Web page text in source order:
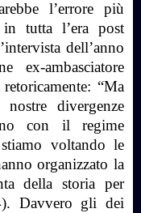
l’errore più
tutta l’era post
dell’anno
ex-ambasciatore
“Ma
divergenze
con il regime
voltando le
organizzato la
della storia per
Davvero gli dei